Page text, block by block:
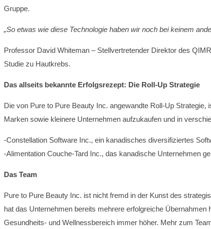
Gruppe.
„So etwas wie diese Technologie haben wir noch bei keinem
Professor David Whiteman – Stellvertretender Direktor des
Studie zu Hautkrebs.
Das allseits bekannte Erfolgsrezept: Die Roll-Up Strategie
Die von Pure to Pure Beauty Inc. angewandte Roll-Up
Marken sowie kleinere Unternehmen aufzukaufen und in
-Constellation Software Inc., ein kanadisches diversifiziertes
-Alimentation Couche-Tard Inc., das kanadische Unternehmen
Das Team
Pure to Pure Beauty Inc. ist nicht fremd in der Kunst des
hat das Unternehmen bereits mehrere erfolgreiche
Gesundheits- und Wellnessbereich immer höher. Mehr zum